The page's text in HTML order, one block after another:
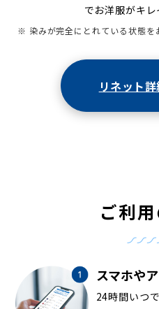
でお洋服がキレ
※ 染みが完全にとれている状態を
リネット
ご利
スマホや
24時間いつ